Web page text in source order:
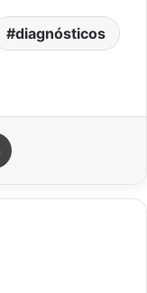
diagnósticos